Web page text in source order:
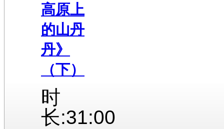
高原上
的山丹
丹》
（下）
时
长:31:00